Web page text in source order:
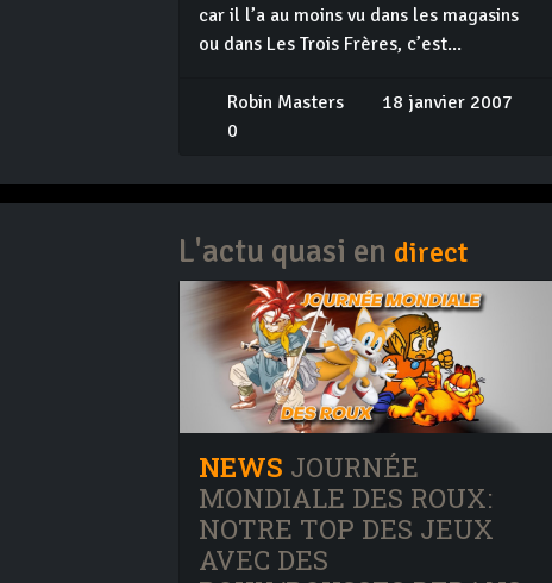
car il l’a au moins vu dans les magasins
ou dans Les Trois Frères, c’est...
Robin Masters
18 janvier 2007
0
L'actu quasi en direct
NEWS JOURNÉE
MONDIALE DES ROUX:
NOTRE TOP DES JEUX
AVEC DES